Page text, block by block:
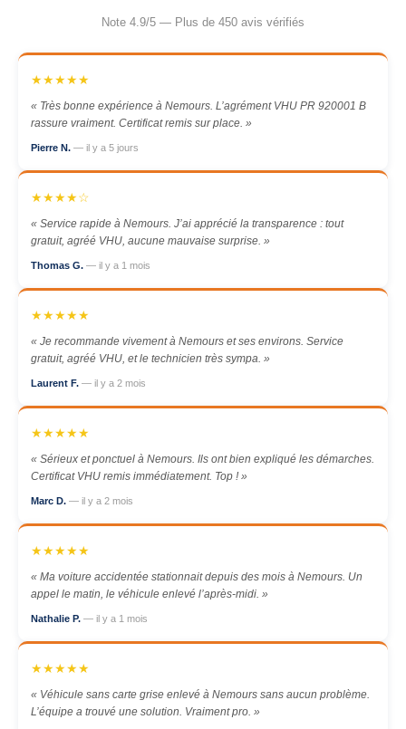
Note 4.9/5 — Plus de 450 avis vérifiés
★★★★★
« Très bonne expérience à Nemours. L’agrément VHU PR 920001 B
rassure vraiment. Certificat remis sur place. »
Pierre N. — il y a 5 jours
★★★★☆
« Service rapide à Nemours. J’ai apprécié la transparence : tout
gratuit, agréé VHU, aucune mauvaise surprise. »
Thomas G. — il y a 1 mois
★★★★★
« Je recommande vivement à Nemours et ses environs. Service
gratuit, agréé VHU, et le technicien très sympa. »
Laurent F. — il y a 2 mois
★★★★★
« Sérieux et ponctuel à Nemours. Ils ont bien expliqué les démarches.
Certificat VHU remis immédiatement. Top ! »
Marc D. — il y a 2 mois
★★★★★
« Ma voiture accidentée stationnait depuis des mois à Nemours. Un
appel le matin, le véhicule enlevé l’après-midi. »
Nathalie P. — il y a 1 mois
★★★★★
« Véhicule sans carte grise enlevé à Nemours sans aucun problème.
L’équipe a trouvé une solution. Vraiment pro. »